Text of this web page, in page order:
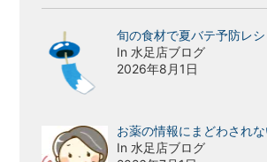
旬の食材で夏バテ予防レ
In 水足店ブログ
2026年8月1日
お薬の情報にまどわされ
In 水足店ブログ